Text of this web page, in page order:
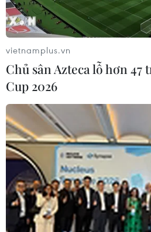
100 triệu dân,” đại diện
khuyến nghị.
vietnamplus.vn
Chủ sân Azteca lỗ hơn 47
Cup 2026